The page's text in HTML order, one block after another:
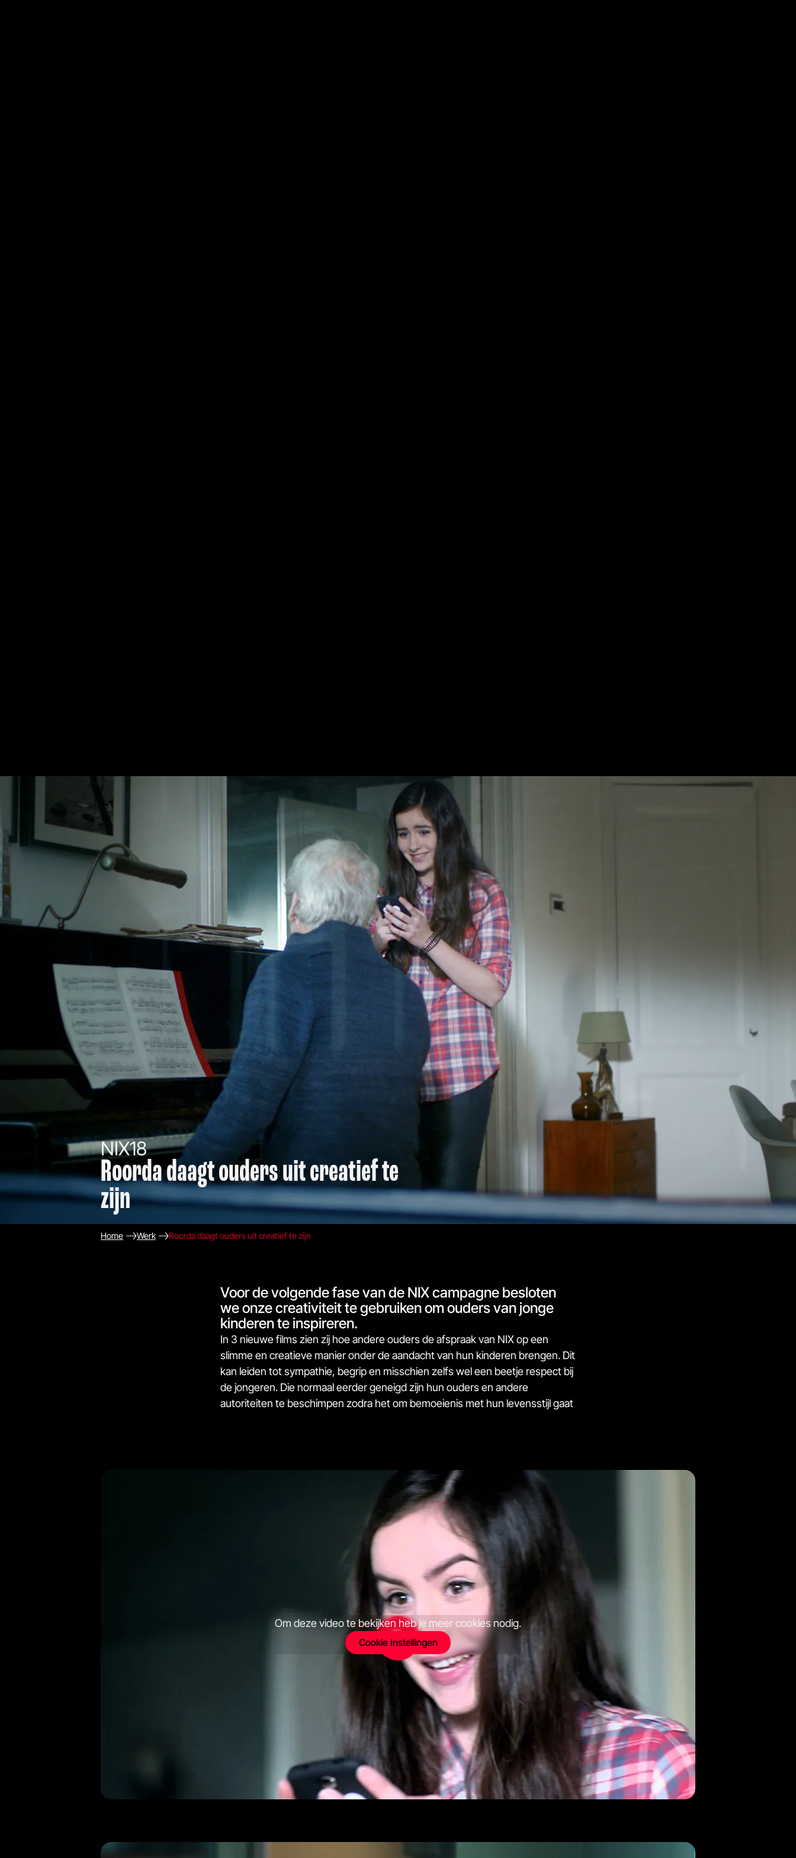
Roorda daagt ouders uit creatief te
zijn
NIX18
Home Werk Roorda daagt ouders uit creatief te zijn
Voor de volgende fase van de NIX campagne besloten
we onze creativiteit te gebruiken om ouders van jonge
kinderen te inspireren.
In 3 nieuwe films zien zij hoe andere ouders de afspraak van NIX op een
slimme en creatieve manier onder de aandacht van hun kinderen brengen. Dit
kan leiden tot sympathie, begrip en misschien zelfs wel een beetje respect bij
de jongeren. Die normaal eerder geneigd zijn hun ouders en andere
autoriteiten te beschimpen zodra het om bemoeienis met hun levensstijl gaat
Om deze video te bekijken heb je meer cookies nodig.
Cookie Instellingen